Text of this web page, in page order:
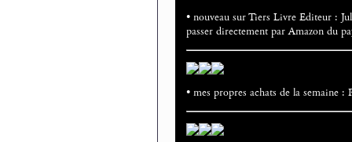
• nouveau sur Tiers Livre Editeur :
passer directement par Amazon du
• mes propres achats de la semaine